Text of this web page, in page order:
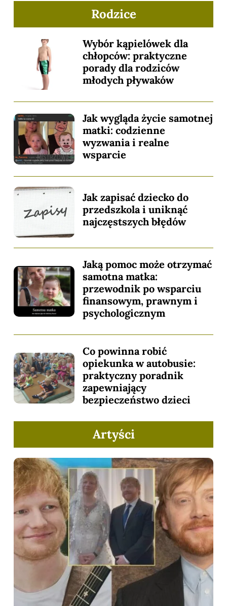
Rodzice
Wybór kąpielówek dla
chłopców: praktyczne
porady dla rodziców
młodych pływaków
Jak wygląda życie samotnej
matki: codzienne
wyzwania i realne
wsparcie
Jak zapisać dziecko do
przedszkola i uniknąć
najczęstszych błędów
Jaką pomoc może otrzymać
samotna matka:
przewodnik po wsparciu
finansowym, prawnym i
psychologicznym
Co powinna robić
opiekunka w autobusie:
praktyczny poradnik
zapewniający
bezpieczeństwo dzieci
Artyści